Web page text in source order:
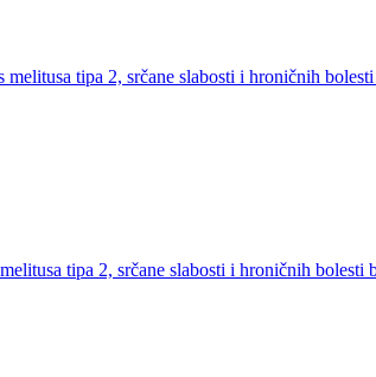
tipa 2, srčane slabosti i hroničnih
tipa 2, srčane slabosti i hroničnih bolesti